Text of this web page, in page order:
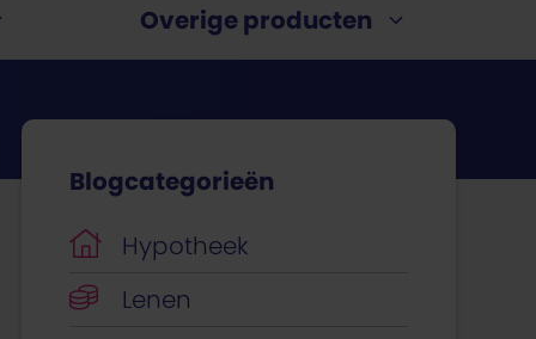
Overige producten
Blogcategorieën
Hypotheek
Lenen